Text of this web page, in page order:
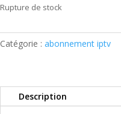
Rupture de stock
Catégorie : abonnement iptv
Description